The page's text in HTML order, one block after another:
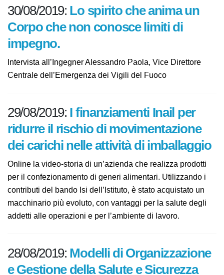
Fonte:Eu-Osha
30/08/2019:
Corpo che non conosce limiti di
impegno.
Centrale dell’Emergenza dei Vigili del Fuoco
29/08/2019:I finanziamenti Inail per
ridurre il rischio di
movimentazione dei carichi nelle
attività di imballaggio
Online la video-storia di un’azienda che realizza
acquistato un macchinario più evoluto, con vantaggi
per la salute degli addetti alle operazioni e per